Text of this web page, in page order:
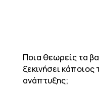
Ποια θεωρείς τα
ξεκινήσει
ανάπτυξης;